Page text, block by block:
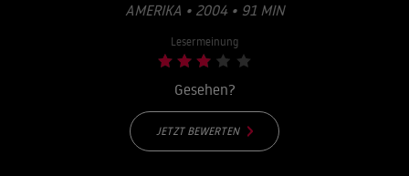
AMERIKA • 2004 • 91 MIN
Lesermeinung
Gesehen?
JETZT BEWERTEN